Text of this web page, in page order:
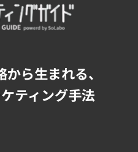
ら生まれる、
ティング手法